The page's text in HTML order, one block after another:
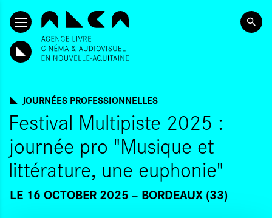
SKIP TO CONTENT
JOURNÉES PROFESSIONNELLES
Festival Multipiste 2025 :
journée pro "Musique et
littérature, une euphonie"
LE 16 OCTOBER 2025 BORDEAUX (33)